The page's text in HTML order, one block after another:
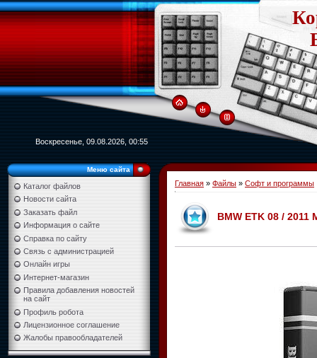
Воскресенье, 09.08.2026, 00:55
Меню сайта
Каталог файлов
Новости сайта
Заказать файл
Информация о сайте
Справка по сайту
Связь с администрацией
Онлайн игры
Интернет-магазин
Правила добавления новостей
на сайт
Профиль робота
Лицензионное соглашение
Жалобы правообладателей
Главная » Файлы » Софт и программы
BMW ETK 08 / 2011